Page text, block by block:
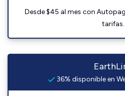
Desde $45 al mes con
tarifas.
36% disponible en